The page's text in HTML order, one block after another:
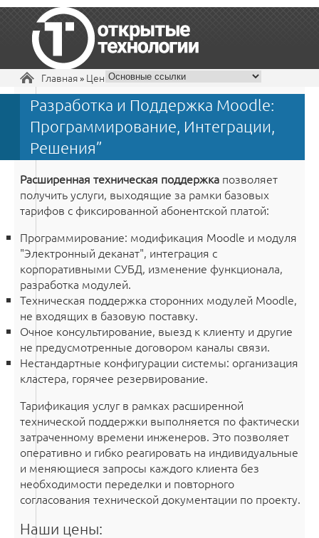
+7 495 229-30-72
Вы здесь
Главная» Цены
Разработка и Поддержка Moodle:
Программирование, Интеграции,
Решения”
Расширенная техническая поддержка позволяет
получить услуги, выходящие за рамки базовых
тарифов с фиксированной абонентской платой:
Программирование: модификация Moodle и модуля
"Электронный деканат", интеграция с
корпоративными СУБД, изменение функционала,
разработка модулей.
Техническая поддержка сторонних модулей Moodle,
не входящих в базовую поставку.
Очное консультирование, выезд к клиенту и другие
не предусмотренные договором каналы связи.
Нестандартные конфигурации системы: организация
кластера, горячее резервирование.
Тарификация услуг в рамках расширенной
технической поддержки выполняется по фактически
затраченному времени инженеров. Это позволяет
оперативно и гибко реагировать на индивидуальные
и меняющиеся запросы каждого клиента без
необходимости переделки и повторного
согласования технической документации по проекту.
Наши цены: